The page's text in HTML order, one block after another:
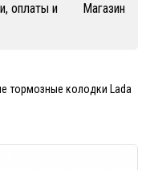
оплаты и
Магазин
тормозные колодки Lada